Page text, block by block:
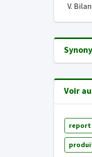
V. Bilan.
Voir
report